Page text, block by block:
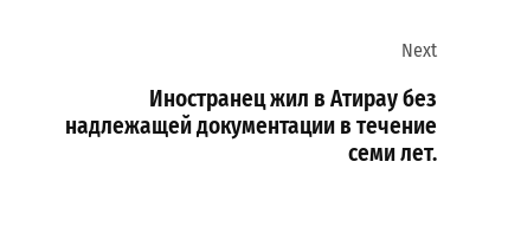
Next
Иностранец жил в Атирау без
надлежащей документации в течение
семи лет.